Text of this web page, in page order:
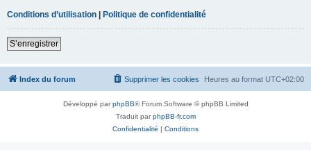
Conditions d’utilisation | Politique de confidentialité
S’enregistrer
Index du forum Heures au format UTC+02:00
Supprimer les cookies
Développé parphpBB® Forum Software © phpBB Limited
Traduit parphpBB-fr.com
Confidentialité | Conditions